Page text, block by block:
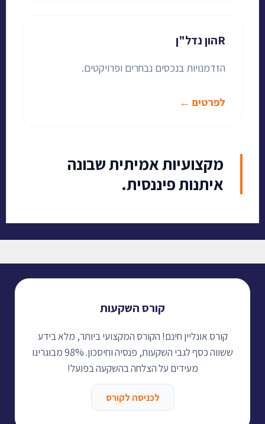
Rהון נדל"ן
הזדמנויות בנכסים נבחרים ופרויקטים.
לפרטים ←
מקצועיות אמיתית שבונה
איתנות פיננסית.
קורס השקעות
קורס אונליין חינם! הקורס המקצועי ביותר, מלא בידע
ששווה כסף לגבי השקעות, פנסיה וחיסכון. 98% מבוגרינו
מעידים על הצלחה בהשקעה בפועל!
לכניסה לקורס